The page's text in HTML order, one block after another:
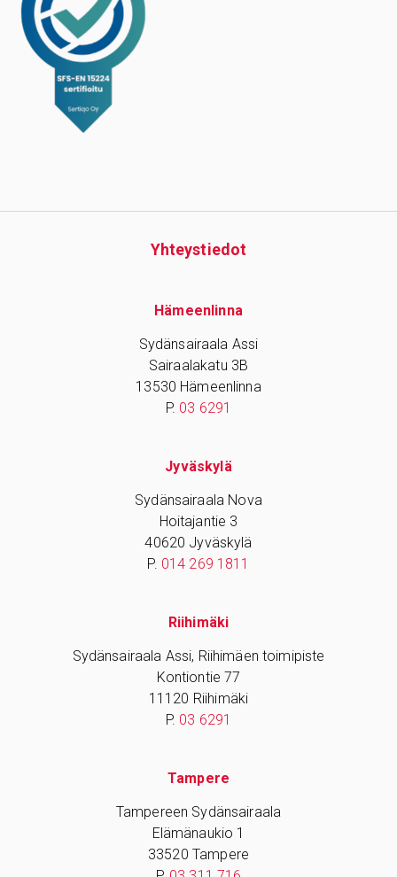
Yhteys­tiedot
Hämeenlinna
Sydänsairaala Assi
Sairaalakatu 3B
13530 Hämeenlinna
P. 03 6291
Jyväskylä
Sydänsairaala Nova
Hoitajantie 3
40620 Jyväskylä
P. 014 269 1811
Riihimäki
Sydänsairaala Assi, Riihimäen toimipiste
Kontiontie 77
11120 Riihimäki
P. 03 6291
Tampere
Tampereen Sydänsairaala
Elämänaukio 1
33520 Tampere